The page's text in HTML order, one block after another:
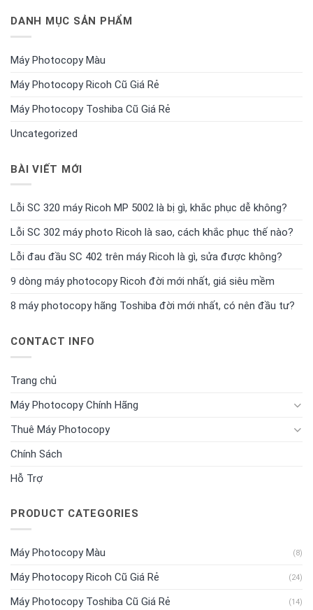
DANH MỤC SẢN PHẨM
Máy Photocopy Màu
Máy Photocopy Ricoh Cũ Giá Rẻ
Máy Photocopy Toshiba Cũ Giá Rẻ
Uncategorized
BÀI VIẾT MỚI
Lỗi SC 320 máy Ricoh MP 5002 là bị gì, khắc phục dễ không?
Lỗi SC 302 máy photo Ricoh là sao, cách khắc phục thế nào?
Lỗi đau đầu SC 402 trên máy Ricoh là gì, sửa được không?
9 dòng máy photocopy Ricoh đời mới nhất, giá siêu mềm
8 máy photocopy hãng Toshiba đời mới nhất, có nên đầu tư?
CONTACT INFO
Trang chủ
Máy Photocopy Chính Hãng
Thuê Máy Photocopy
Chính Sách
Hỗ Trợ
PRODUCT CATEGORIES
Máy Photocopy Màu (8)
Máy Photocopy Ricoh Cũ Giá Rẻ (24)
Máy Photocopy Toshiba Cũ Giá Rẻ (14)